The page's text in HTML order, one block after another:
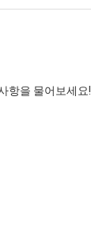
항을 물어보세요!